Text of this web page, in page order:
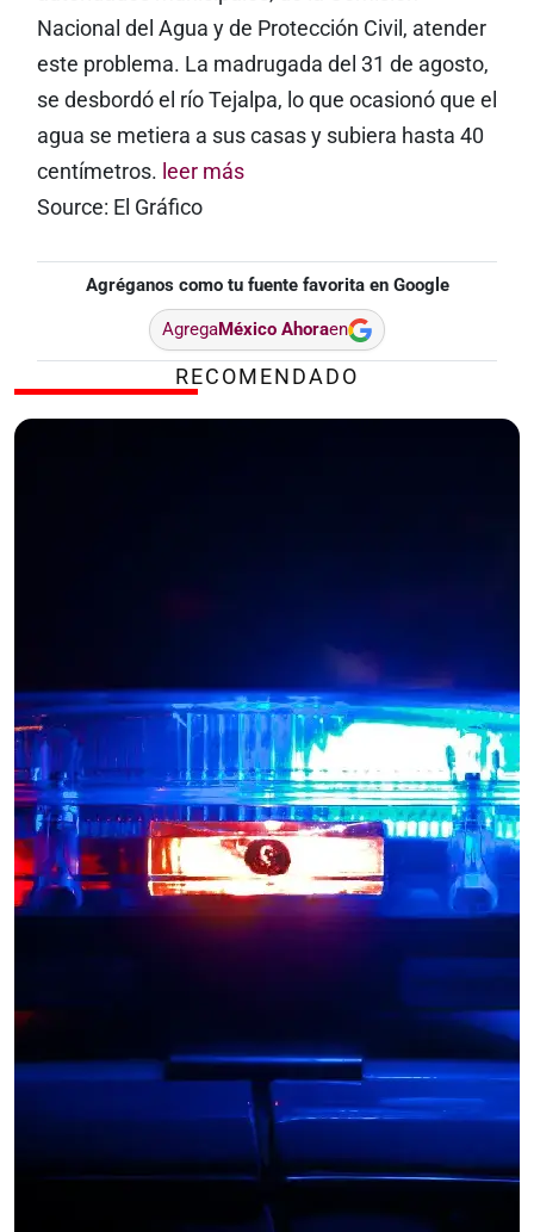
Nacional del Agua y de Protección Civil, atender
este problema. La madrugada del 31 de agosto,
se desbordó el río Tejalpa, lo que ocasionó que el
agua se metiera a sus casas y subiera hasta 40
centímetros. leer más
Source: El Gráfico
Agréganos como tu fuente favorita en Google
AgregaMéxico Ahoraen
RECOMENDADO